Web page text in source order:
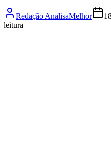
Redação AnalisaMelhor
leitura